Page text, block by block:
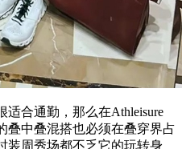
合通勤，那么在Athleisure
叠中叠混搭也必须在叠穿界占
装周秀场都不乏它的玩转身